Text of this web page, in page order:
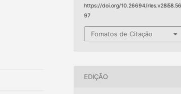
https://doi.org/10.26694/
97
Fomatos de Citação
EDIÇÃO